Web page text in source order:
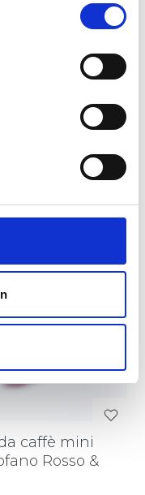
caffè mini
Rosso &